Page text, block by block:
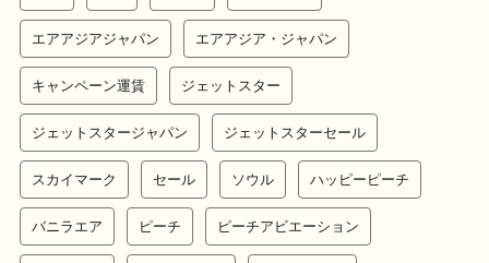
エアアジアジャパン エアアジア・ジャパン
キャンペーン運賃 ジェットスター
ジェットスタージャパン ジェットスターセール
スカイマーク セール ソウル ハッピーピーチ
バニラエア ピーチ ピーチアビエーション